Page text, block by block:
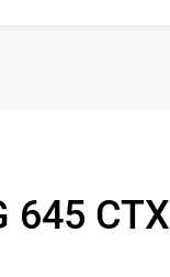
CTX